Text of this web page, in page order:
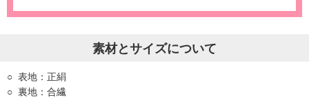
素材とサイズについて
表地：正絹
裏地：合繊